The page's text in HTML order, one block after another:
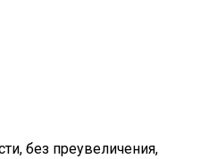
без преувеличения,